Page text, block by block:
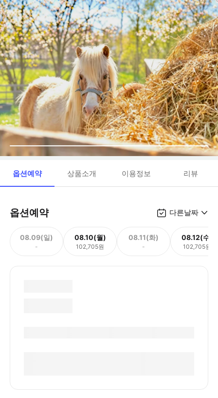
옵션예약 상품소개 이용정보 리뷰
옵션예약 다른날짜
08.09(일)
-
08.10(월)
102,705원
08.11(화)
-
08.12(수)
102,705원